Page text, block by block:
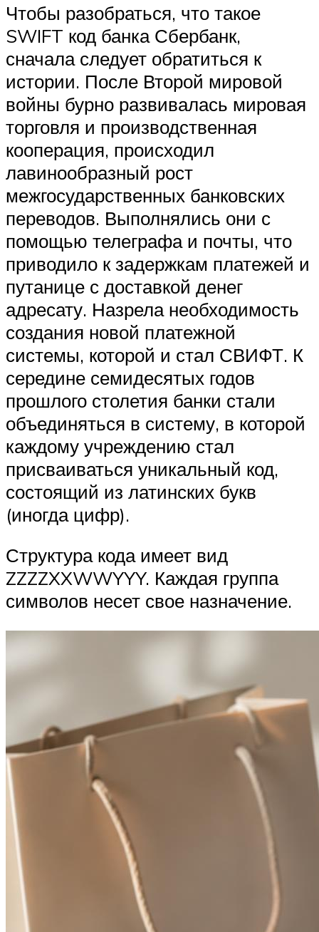
Чтобы разобраться, что такое
SWIFT код банка Сбербанк,
сначала следует обратиться к
истории. После Второй мировой
войны бурно развивалась мировая
торговля и производственная
кооперация, происходил
лавинообразный рост
межгосударственных банковских
переводов. Выполнялись они с
помощью телеграфа и почты, что
приводило к задержкам платежей и
путанице с доставкой денег
адресату. Назрела необходимость
создания новой платежной
системы, которой и стал СВИФТ. К
середине семидесятых годов
прошлого столетия банки стали
объединяться в систему, в которой
каждому учреждению стал
присваиваться уникальный код,
состоящий из латинских букв
(иногда цифр).
Структура кода имеет вид
ZZZZXXWWYYY. Каждая группа
символов несет свое назначение.